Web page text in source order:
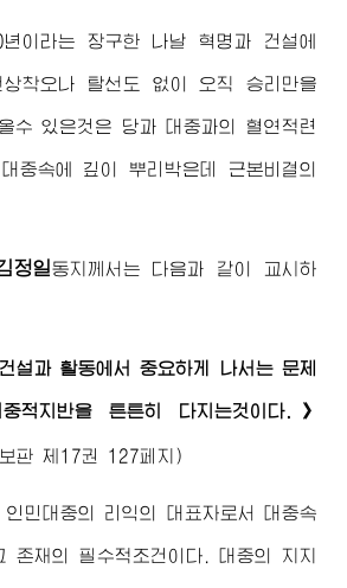
이라는 장구한 나날 혁명과 건설에
착오나 탈선도 없이 오직 승리만을
수 있은것은 당과 대중과의 혈연적련
중속에 깊이 뿌리박은데 근본비결의
정일동지 께서는 다음과 같이 교시하
설과 활동에서 중요하게 나서는 문제
적지반을 튼튼히 다지는것이다.》
판 제17권 127페지)
민대중의 리익의 대표자로서 대중속
존재의 필수적조건이다. 대중의 지지